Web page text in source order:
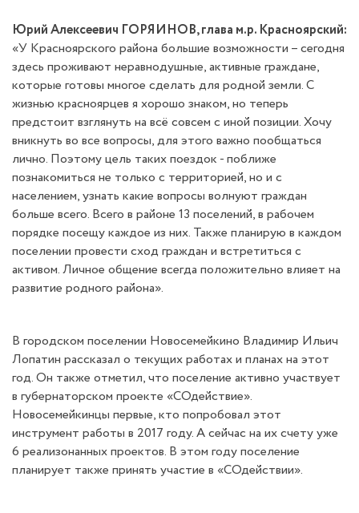
Юрий Алексеевич ГОРЯИНОВ, глава м.р. Красноярский:
«У Красноярского района большие возможности – сегодня
здесь проживают неравнодушные, активные граждане,
которые готовы многое сделать для родной земли. С
жизнью красноярцев я хорошо знаком, но теперь
предстоит взглянуть на всё совсем с иной позиции. Хочу
вникнуть во все вопросы, для этого важно пообщаться
лично. Поэтому цель таких поездок - поближе
познакомиться не только с территорией, но и с
населением, узнать какие вопросы волнуют граждан
больше всего. Всего в районе 13 поселений, в рабочем
порядке посещу каждое из них. Также планирую в каждом
поселении провести сход граждан и встретиться с
активом. Личное общение всегда положительно влияет на
развитие родного района».
В городском поселении Новосемейкино Владимир Ильич
Лопатин рассказал о текущих работах и планах на этот
год. Он также отметил, что поселение активно участвует
в губернаторском проекте «СОдействие».
Новосемейкинцы первые, кто попробовал этот
инструмент работы в 2017 году. А сейчас на их счету уже
6 реализонанных проектов. В этом году поселение
планирует также принять участие в «СОдействии».